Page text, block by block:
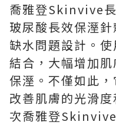
喬雅登Skinvive
玻尿酸長效保溼
缺水問題設計。
結合，大幅增加
保溼。不僅如此
改善肌膚的光滑
次喬雅登